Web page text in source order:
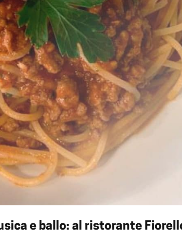
e ballo: al ristorante